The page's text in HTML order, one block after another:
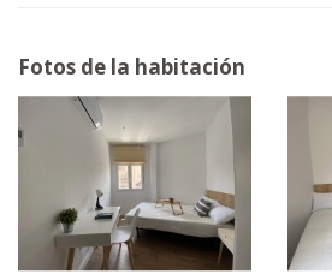
Fotos de la habitación